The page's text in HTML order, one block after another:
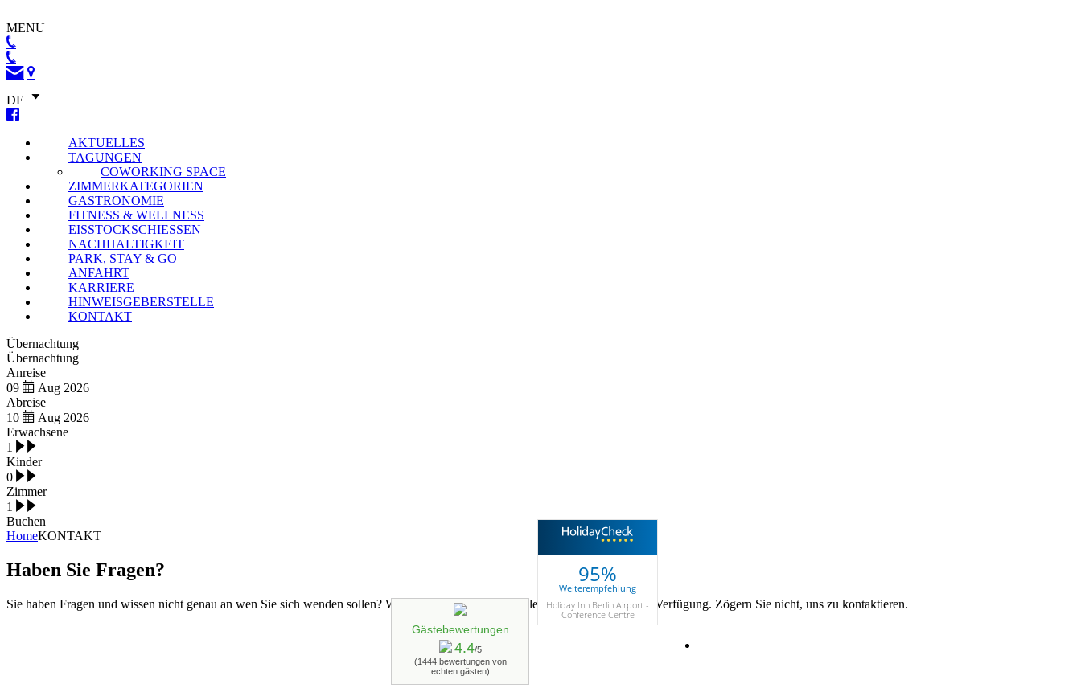
MENU
DE
AKTUELLES
TAGUNGEN
COWORKING SPACE
ZIMMERKATEGORIEN
GASTRONOMIE
FITNESS & WELLNESS
EISSTOCKSCHIESSEN
NACHHALTIGKEIT
PARK, STAY & GO
ANFAHRT
KARRIERE
HINWEISGEBERSTELLE
KONTAKT
Übernachtung
Übernachtung
Anreise
09
Aug 2026
Abreise
10
Aug 2026
Erwachsene
1
Kinder
0
Zimmer
1
Buchen
HomeKONTAKT
Haben Sie Fragen?
Sie haben Fragen und wissen nicht genau an wen Sie sich wenden sollen? Wir stehen Ihnen jederzeit telefonisch und online zur Verfügung. Zögern Sie nicht, uns zu kontaktieren.
Gästebewertungen
4.4/5
(1444 bewertungen von
echten gästen)
95%
Weiterempfehlung
Holiday Inn Berlin Airport -
Conference Centre